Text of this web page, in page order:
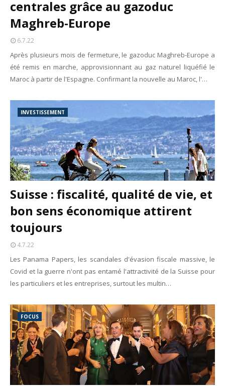
centrales grâce au gazoduc
Maghreb-Europe
6.7.22
Après plusieurs mois de fermeture, le gazoduc Maghreb-Europe a
été remis en marche, approvisionnant au gaz naturel liquéfié le
Maroc à partir de l'Espagne. Confirmant la nouvelle au Maroc, l'…
INVESTISSEMENT
Suisse : fiscalité, qualité de vie, et
bon sens économique attirent
toujours
4.7.22
Les Panama Papers, les scandales d'évasion fiscale massive, le
Covid et la guerre n'ont pas entamé l'attractivité de la Suisse pour
les particuliers et les entreprises, surtout les multin…
FOCUS